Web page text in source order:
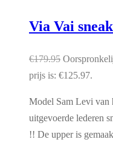
Via Vai
€179.95
prijs is: €125.97.
Model Sam Levi van
uitgevoerde lederen
!! De upper is